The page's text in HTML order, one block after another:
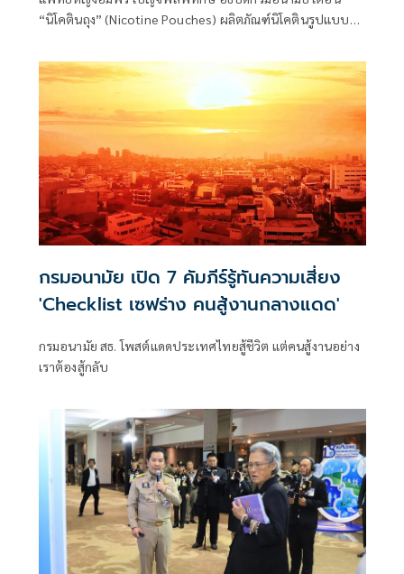
“นิโคตินถุง” (Nicotine Pouches) ผลิตภัณฑ์นิโคตินรูปแบบ
ช่องปากและสุขภาพโดยรวม แม้จะไม่ก่อให้เกิดควันและไม่ต้อง
เผาไหม้เหมือนบุหรี่ หรือบุหรี่ไฟฟ้า แต่ยังคงมีความเสี่ยงสูงจาก
สารนิโคตินที่ออกฤทธิ์ต่อร่างกายโดยตรง
กรมอนามัย เปิด 7 คัมภีร์รู้ทันความเสี่ยง
'Checklist เซฟร่าง คนสู้งานกลางแดด'
กรมอนามัย สธ. โพสต์แดดประเทศไทยสู้ชีวิต แต่คนสู้งานอย่าง
เราต้องสู้กลับ